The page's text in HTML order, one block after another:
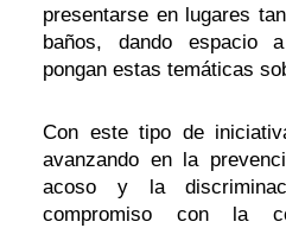
presentarse en lugares
baños, dando espacio
pongan estas temáticas
Con este tipo de
avanzando en la
acoso y la
compromiso con la